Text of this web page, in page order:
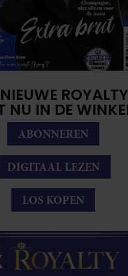
ROYALTY
NU IN DE
ABONNEREN
DIGITAAL LEZEN
LOS KOPEN